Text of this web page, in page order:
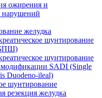
ожирения и
нарушений
желудка
шунтирование
шунтирование
модификации SADI (Single
Duodeno-ileal)
шунтирование
резекция желудка